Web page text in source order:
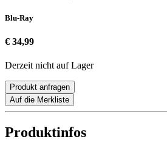
Blu-Ray
€ 34,99
Derzeit nicht auf Lager
Produkt anfragen
Auf die Merkliste
Produktinfos